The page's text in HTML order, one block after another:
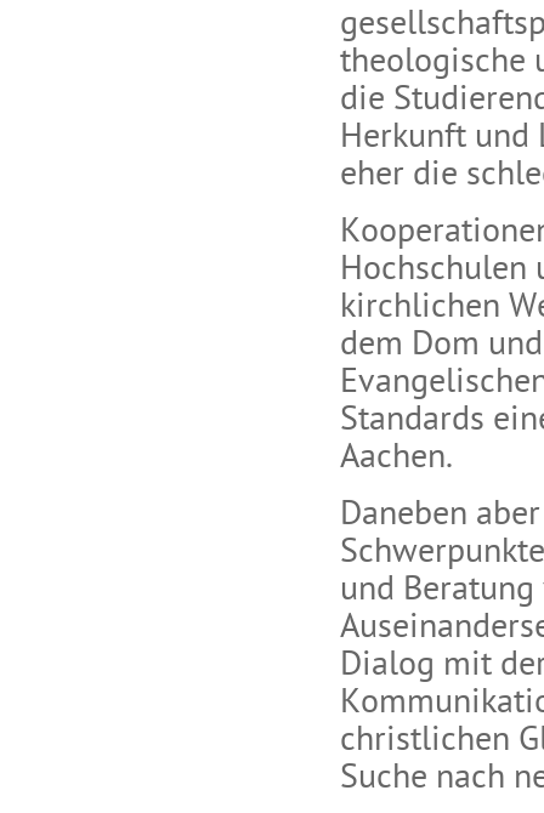
theologische
die
Herkunft und
eher die
Hochschulen
kirchlichen
dem Dom
Standards
Aachen.
Daneben
und
Dialog mit
christlichen
Suche nach